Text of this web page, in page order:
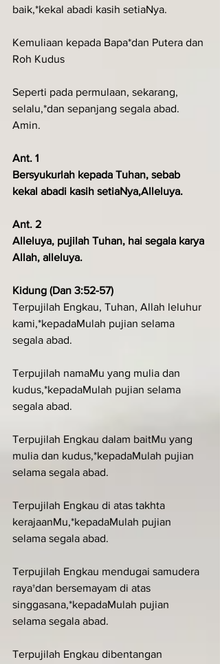
baik,*kekal abadi kasih setiaNya.
Kemuliaan kepada Bapa*dan Putera dan
Roh Kudus
Seperti pada permulaan, sekarang,
selalu,*dan sepanjang segala abad.
Amin.
Ant. 1
Bersyukurlah kepada Tuhan, sebab
kekal abadi kasih setiaNya,Alleluya.
Ant. 2
Alleluya, pujilah Tuhan, hai segala karya
Allah, alleluya.
Kidung (Dan 3:52-57)
Terpujilah Engkau, Tuhan, Allah leluhur
kami,*kepadaMulah pujian selama
segala abad.
Terpujilah namaMu yang mulia dan
kudus,*kepadaMulah pujian selama
segala abad.
Terpujilah Engkau dalam baitMu yang
mulia dan kudus,*kepadaMulah pujian
selama segala abad.
Terpujilah Engkau di atas takhta
kerajaanMu,*kepadaMulah pujian
selama segala abad.
Terpujilah Engkau mendugai samudera
raya†dan bersemayam di atas
singgasana,*kepadaMulah pujian
selama segala abad.
Terpujilah Engkau dibentangan